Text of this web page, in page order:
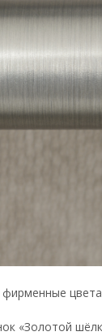
фирменные
«Золотой